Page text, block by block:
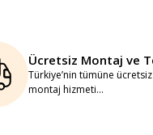
Ücretsiz Montaj ve
Türkiye’nin tümüne
montaj hizmeti...